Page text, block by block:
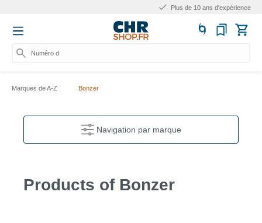
Plus de 10 ans d'expérience
Numéro d'arti
Marques de A-Z Bonzer
Navigation par marque
Products of Bonzer